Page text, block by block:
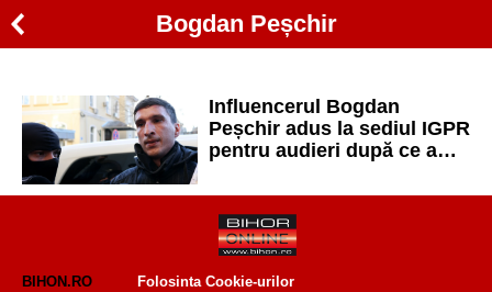
Bogdan Peșchir
Influencerul Bogdan
Peșchir adus la sediul IGPR
pentru audieri după ce a
Georgescu pe TikTok
BIHON.RO
Folosinta Cookie-urilor